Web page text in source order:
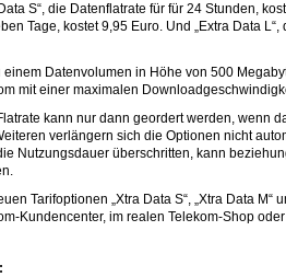
S“, die Datenflatrate für für 24 Stunden,
Tage, kostet 9,95 Euro. Und „Extra Data
einem Datenvolumen in Höhe von 500
mit einer maximalen
kann nur dann geordert werden, wenn
verlängern sich die Optionen nicht
Nutzungsdauer überschritten, kann
Tarifoptionen „Xtra Data S“, „Xtra Data M“
Kundencenter, im realen Telekom-Shop oder